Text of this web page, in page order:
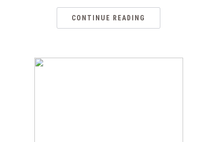
CONTINUE READING